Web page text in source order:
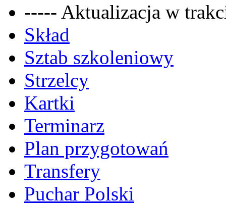
----- Aktualizacja w
Skład
Sztab szkoleniowy
Strzelcy
Kartki
Terminarz
Plan przygotowań
Transfery
Puchar Polski